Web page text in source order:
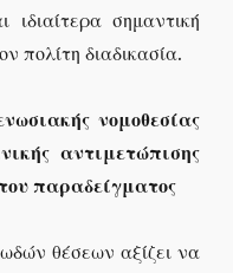
ιδιαίτερα σημαντική
πολίτη διαδικασία.
νομοθεσίας
αντιμετώπισης
παραδείγματος
θέσεων αξίζει να